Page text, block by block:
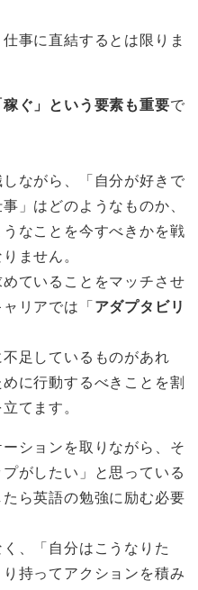
事に直結するとは限りま
ぐ」という要素も重要で
ながら、「自分が好きで
」はどのようなものか、
なことを今すべきかを戦
ません。
ていることをマッチさせ
リアでは「 アダプタビリ
足しているものがあれ
に行動するべきことを割
てます。
ションを取りながら、そ
がしたい」と思っている
ら英語の勉強に励む必要
、「自分はこうなりた
持ってアクションを積み